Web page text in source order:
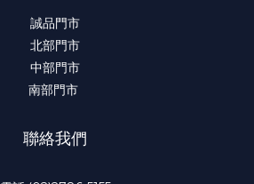
誠品門市
北部門市
中部門市
南部門市
聯絡我們